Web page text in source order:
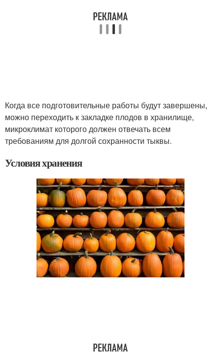
Когда все подготовительные работы будут завершены,
можно переходить к закладке плодов в хранилище,
микроклимат которого должен отвечать всем
требованиям для долгой сохранности тыквы.
Условия хранения